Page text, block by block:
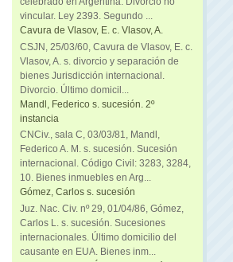
vincular. Ley 2393. Segundo ...
Cavura de Vlasov, E. c. Vlasov, A.
CSJN, 25/03/60, Cavura de Vlasov, E. c.
Vlasov, A. s. divorcio y separación de
bienes Jurisdicción internacional.
Divorcio. Último domicil...
Mandl, Federico s. sucesión. 2º
instancia
CNCiv., sala C, 03/03/81, Mandl,
Federico A. M. s. sucesión. Sucesión
internacional. Código Civil: 3283, 3284,
10. Bienes inmuebles en Arg...
Gómez, Carlos s. sucesión
Juz. Nac. Civ. nº 29, 01/04/86, Gómez,
Carlos L. s. sucesión. Sucesiones
internacionales. Último domicilio del
causante en EUA. Bienes inm...